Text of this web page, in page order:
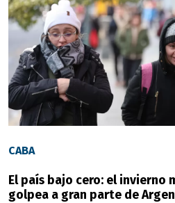
CABA
El país bajo cero: el invierno
golpea a gran parte de